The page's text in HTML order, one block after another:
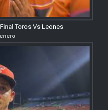
Toros Vs Leones